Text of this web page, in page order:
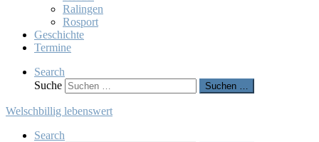
Ralingen
Rosport
Geschichte
Termine
Search
Suche
Suchen …
Welschbillig lebenswert
Search